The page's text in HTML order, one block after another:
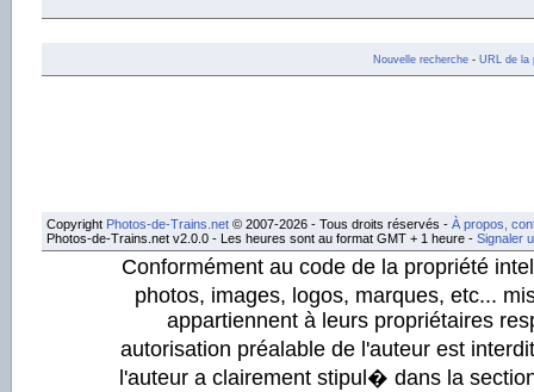
Nouvelle recherche- URL de la
Copyright Photos-de-Trains.net © 2007-2026 - Tous droits réservés - À propos,
Photos-de-Trains.net v2.0.0 - Les heures sont au format GMT + 1 heure - Signaler
Conformément au code de la propriété
photos, images, logos, marques, etc...
appartiennent à leurs propriétaires
autorisation préalable de l'auteur est
l'auteur a clairement stipul� dans la